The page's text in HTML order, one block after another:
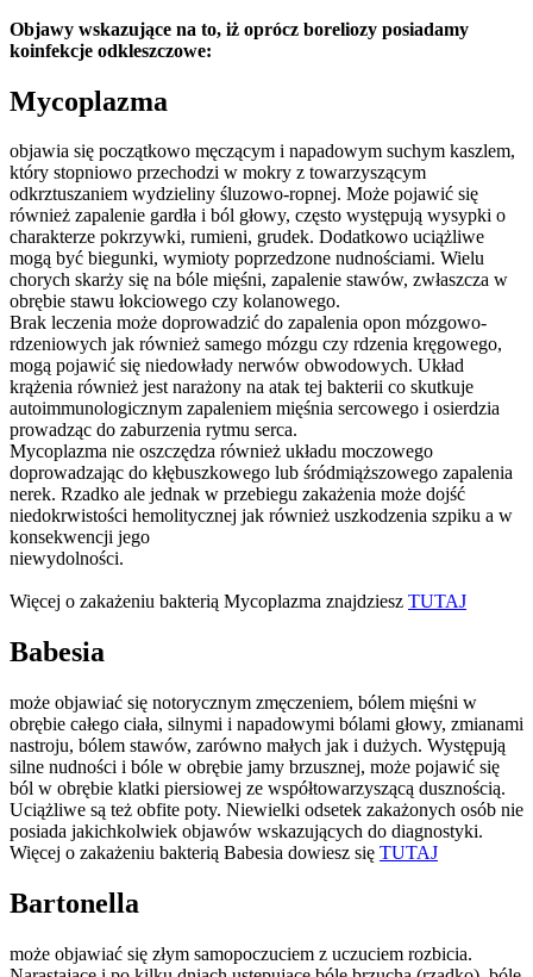
Objawy wskazujące na to, iż oprócz boreliozy posiadamy
koinfekcje odkleszczowe:
Mycoplazma
objawia się początkowo męczącym i napadowym suchym kaszlem,
który stopniowo przechodzi w mokry z towarzyszącym
odkrztuszaniem wydzieliny śluzowo-ropnej. Może pojawić się
również zapalenie gardła i ból głowy, często występują wysypki o
charakterze pokrzywki, rumieni, grudek. Dodatkowo uciążliwe
mogą być biegunki, wymioty poprzedzone nudnościami. Wielu
chorych skarży się na bóle mięśni, zapalenie stawów, zwłaszcza w
obrębie stawu łokciowego czy kolanowego.
Brak leczenia może doprowadzić do zapalenia opon mózgowo-
rdzeniowych jak również samego mózgu czy rdzenia kręgowego,
mogą pojawić się niedowłady nerwów obwodowych. Układ
krążenia również jest narażony na atak tej bakterii co skutkuje
autoimmunologicznym zapaleniem mięśnia sercowego i osierdzia
prowadząc do zaburzenia rytmu serca.
Mycoplazma nie oszczędza również układu moczowego
doprowadzając do kłębuszkowego lub śródmiąższowego zapalenia
nerek. Rzadko ale jednak w przebiegu zakażenia może dojść
niedokrwistości hemolitycznej jak również uszkodzenia szpiku a w
konsekwencji jego
Więcej o zakażeniu bakterią Mycoplazma znajdziesz TUTAJ
Babesia
może objawiać się notorycznym zmęczeniem, bólem mięśni w
obrębie całego ciała, silnymi i napadowymi bólami głowy, zmianami
nastroju, bólem stawów, zarówno małych jak i dużych. Występują
silne nudności i bóle w obrębie jamy brzusznej, może pojawić się
ból w obrębie klatki piersiowej ze współtowarzyszącą dusznością.
Uciążliwe są też obfite poty. Niewielki odsetek zakażonych osób nie
posiada jakichkolwiek objawów wskazujących do diagnostyki.
Więcej o zakażeniu bakterią Babesia dowiesz się TUTAJ
Bartonella
może objawiać się złym samopoczuciem z uczuciem rozbicia.